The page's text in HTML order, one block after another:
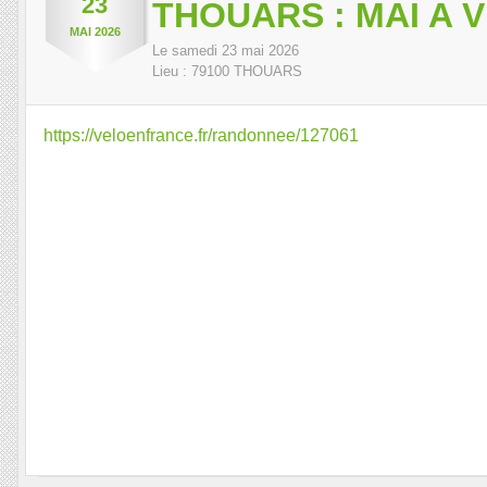
MAI 2026 THOUARS : MAI A
Le samedi 23 mai 2026
Lieu : 79100 THOUARS
https://veloenfrance.fr/randonnee/127061